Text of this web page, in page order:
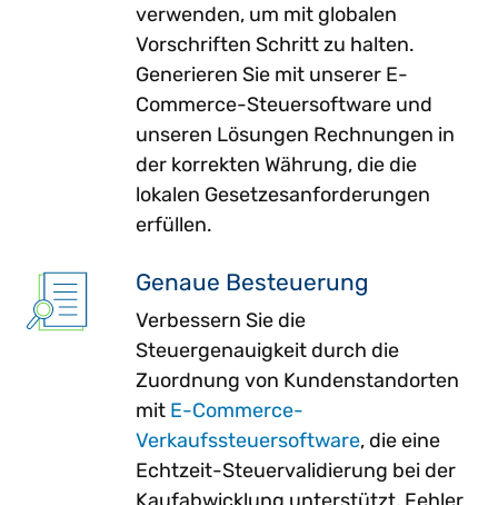
verwenden, um mit globalen
Vorschriften Schritt zu halten.
Generieren Sie mit unserer E-
Commerce-Steuersoftware und
unseren Lösungen Rechnungen in
der korrekten Währung, die die
lokalen Gesetzesanforderungen
erfüllen.
Genaue Besteuerung
Verbessern Sie die
Steuergenauigkeit durch die
Zuordnung von Kundenstandorten
mit E-Commerce-
Verkaufssteuersoftware, die eine
Echtzeit-Steuervalidierung bei der
Kaufabwicklung unterstützt, Fehler